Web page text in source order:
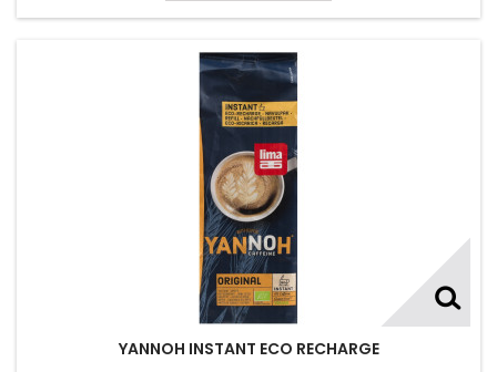
YANNOH INSTANT ECO RECHARGE